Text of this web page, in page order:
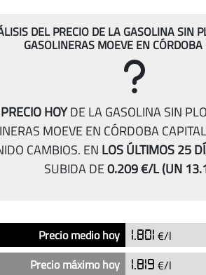
DEL PRECIO DE LA GASOLINA SIN
GASOLINERAS MOEVE EN CÓRDOBA
PRECIO HOYDE LA GASOLINA SIN
MOEVE EN CÓRDOBA
CAMBIOS. EN LOS ÚLTIMOS 25
SUBIDA DE0.209 €/L(UN
Precio medio hoy 1.801 €/l
Precio máximo hoy
1.819 €/l